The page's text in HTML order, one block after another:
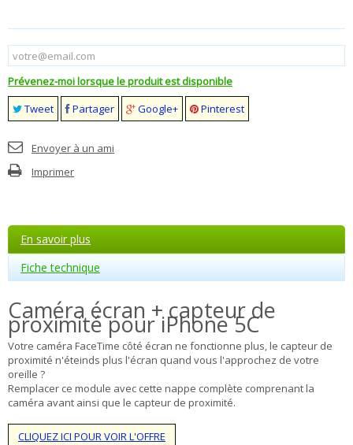
Prévenez-moi lorsque le produit est disponible
Tweet
Partager Google+ Pinterest
Envoyer à un ami
Imprimer
En savoir plus
Fiche technique
Caméra écran + capteur de
proximité pour iPhone 5C
Votre caméra FaceTime côté écran ne fonctionne plus, le capteur de
proximité n'éteinds plus l'écran quand vous l'approchez de votre
oreille ?
Remplacer ce module avec cette nappe complète comprenant la
caméra avant ainsi que le capteur de proximité.
CLIQUEZ ICI POUR VOIR L'OFFRE